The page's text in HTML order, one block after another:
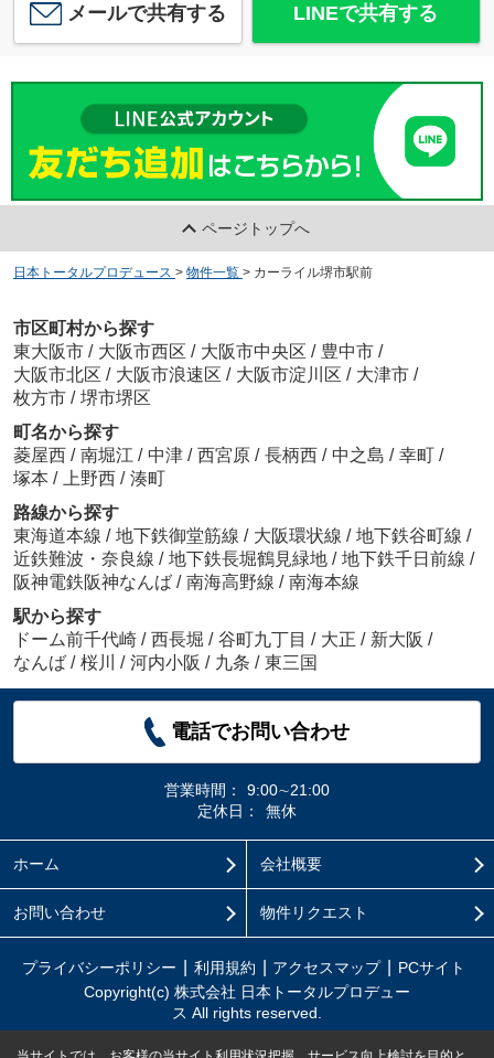
メールで共有する LINEで共有する
ページトップへ
日本トータルプロデュース > 物件一覧 > カーライル堺市駅前
市区町村から探す
東大阪市 / 大阪市西区 / 大阪市中央区 / 豊中市 /
大阪市北区 / 大阪市浪速区 / 大阪市淀川区 / 大津市 /
枚方市 / 堺市堺区
町名から探す
菱屋西 / 南堀江 / 中津 / 西宮原 / 長柄西 / 中之島 / 幸町 /
塚本 / 上野西 / 湊町
路線から探す
東海道本線 / 地下鉄御堂筋線 / 大阪環状線 / 地下鉄谷町線 /
近鉄難波・奈良線 / 地下鉄長堀鶴見緑地 / 地下鉄千日前線 /
阪神電鉄阪神なんば / 南海高野線 / 南海本線
駅から探す
ドーム前千代崎 / 西長堀 / 谷町九丁目 / 大正 / 新大阪 /
なんば / 桜川 / 河内小阪 / 九条 / 東三国
電話でお問い合わせ
営業時間：
9:00∼21:00
定休日：
無休
ホーム 会社概要
お問い合わせ 物件リクエスト
プライバシーポリシー 利用規約 アクセスマップ
PCサイト
Copyright(c) 株式会社 日本トータルプロデュー
ス All rights reserved.